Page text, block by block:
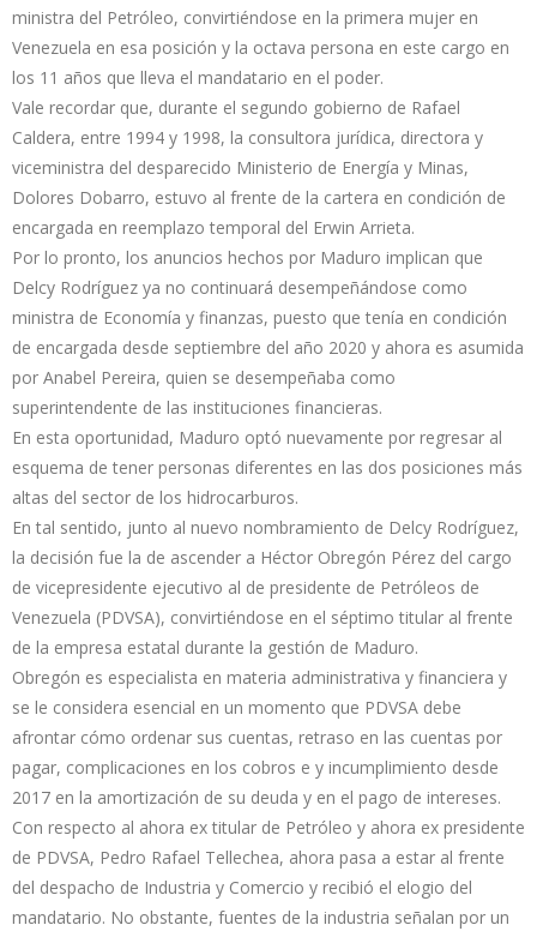
ministra del Petróleo, convirtiéndose en la primera mujer en
Venezuela en esa posición y la octava persona en este cargo en
los 11 años que lleva el mandatario en el poder.
Vale recordar que, durante el segundo gobierno de Rafael
Caldera, entre 1994 y 1998, la consultora jurídica, directora y
viceministra del desparecido Ministerio de Energía y Minas,
Dolores Dobarro, estuvo al frente de la cartera en condición de
encargada en reemplazo temporal del Erwin Arrieta.
Por lo pronto, los anuncios hechos por Maduro implican que
Delcy Rodríguez ya no continuará desempeñándose como
ministra de Economía y finanzas, puesto que tenía en condición
de encargada desde septiembre del año 2020 y ahora es asumida
por Anabel Pereira, quien se desempeñaba como
superintendente de las instituciones financieras.
En esta oportunidad, Maduro optó nuevamente por regresar al
esquema de tener personas diferentes en las dos posiciones más
altas del sector de los hidrocarburos.
En tal sentido, junto al nuevo nombramiento de Delcy Rodríguez,
la decisión fue la de ascender a Héctor Obregón Pérez del cargo
de vicepresidente ejecutivo al de presidente de Petróleos de
Venezuela (PDVSA), convirtiéndose en el séptimo titular al frente
de la empresa estatal durante la gestión de Maduro.
Obregón es especialista en materia administrativa y financiera y
se le considera esencial en un momento que PDVSA debe
afrontar cómo ordenar sus cuentas, retraso en las cuentas por
pagar, complicaciones en los cobros e y incumplimiento desde
2017 en la amortización de su deuda y en el pago de intereses.
Con respecto al ahora ex titular de Petróleo y ahora ex presidente
de PDVSA, Pedro Rafael Tellechea, ahora pasa a estar al frente
del despacho de Industria y Comercio y recibió el elogio del
mandatario. No obstante, fuentes de la industria señalan por un